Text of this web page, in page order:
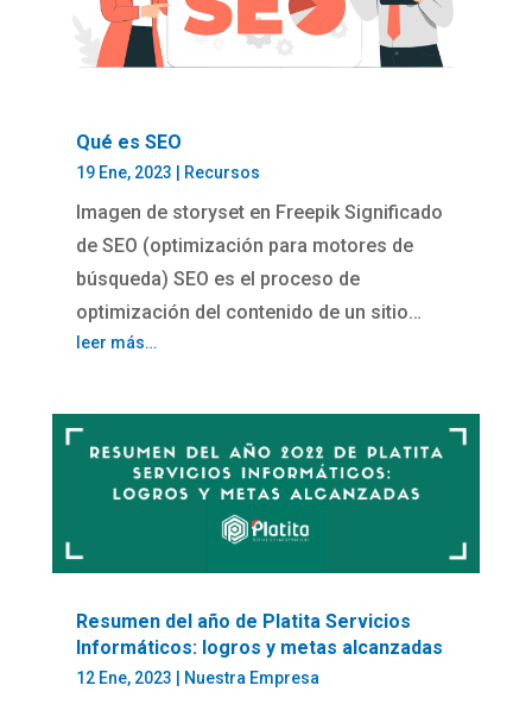
Qué es SEO
19 Ene, 2023 Recursos
Imagen de storyset en Freepik Significado
de SEO (optimización para motores de
búsqueda) SEO es el proceso de
optimización del contenido de un sitio…
leer más…
Resumen del año de Platita Servicios
Informáticos: logros y metas alcanzadas
12 Ene, 2023 | Nuestra Empresa